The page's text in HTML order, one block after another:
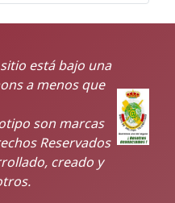
está bajo una
a menos que
son marcas
Reservados
creado y